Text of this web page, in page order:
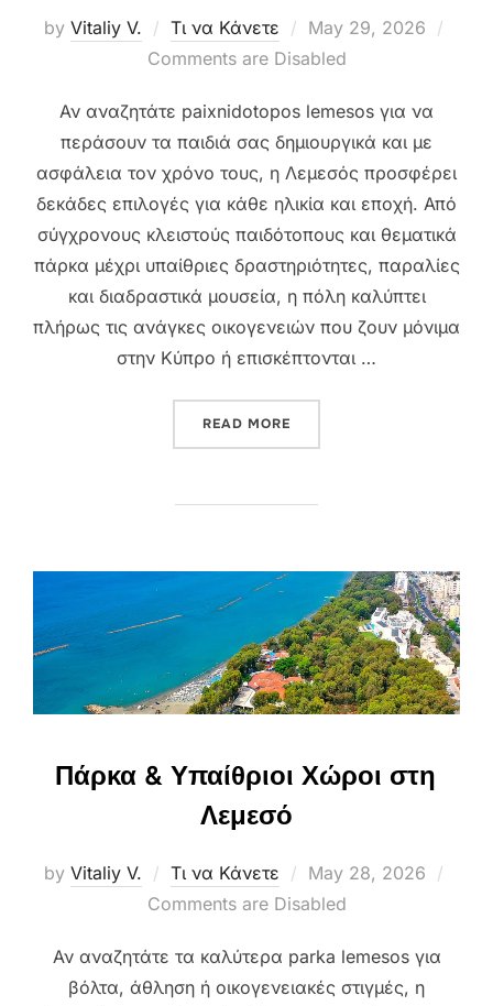
by Vitaliy V. Τι να Κάνετε
Posted
on
May 29, 2026
Comments are Disabled
Αν αναζητάτε paixnidotopos lemesos για να
περάσουν τα παιδιά σας δημιουργικά και με
ασφάλεια τον χρόνο τους, η Λεμεσός προσφέρει
δεκάδες επιλογές για κάθε ηλικία και εποχή. Από
σύγχρονους κλειστούς παιδότοπους και θεματικά
πάρκα μέχρι υπαίθριες δραστηριότητες, παραλίες
και διαδραστικά μουσεία, η πόλη καλύπτει
πλήρως τις ανάγκες οικογενειών που ζουν μόνιμα
στην Κύπρο ή επισκέπτονται …
READ MORE
Πάρκα & Υπαίθριοι Χώροι στη
Λεμεσό
by Vitaliy V. Τι να Κάνετε
Posted
on
May 28, 2026
Comments are Disabled
Αν αναζητάτε τα καλύτερα parka lemesos για
βόλτα, άθληση ή οικογενειακές στιγμές, η